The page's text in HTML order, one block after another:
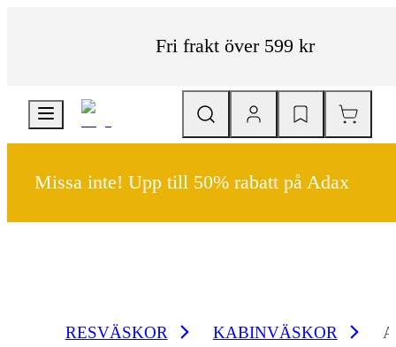
Fri frakt över 599 kr
Missa inte! Upp till 50% rabatt på Adax
RESVÄSKOR KABINVÄSKOR